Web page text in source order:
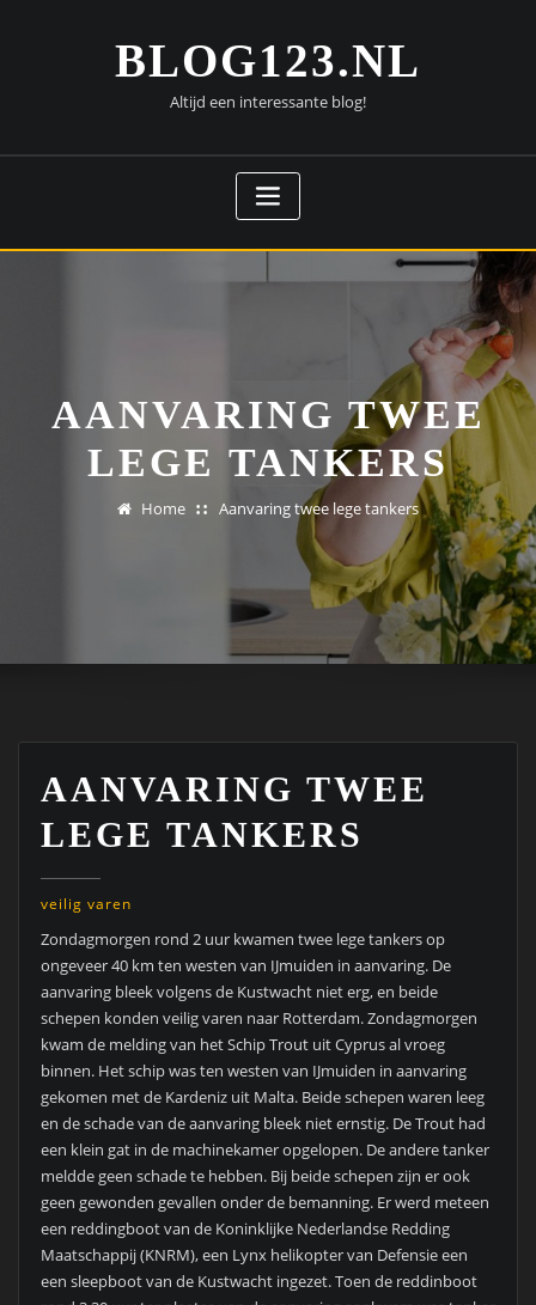
BLOG123.NL
Altijd een interessante blog!
AANVARING TWEE
LEGE TANKERS
Home Aanvaring twee lege tankers
AANVARING TWEE
LEGE TANKERS
veilig varen
Zondagmorgen rond 2 uur kwamen twee lege tankers op
ongeveer 40 km ten westen van IJmuiden in aanvaring. De
aanvaring bleek volgens de Kustwacht niet erg, en beide
schepen konden veilig varen naar Rotterdam. Zondagmorgen
kwam de melding van het Schip Trout uit Cyprus al vroeg
binnen. Het schip was ten westen van IJmuiden in aanvaring
gekomen met de Kardeniz uit Malta. Beide schepen waren leeg
en de schade van de aanvaring bleek niet ernstig. De Trout had
een klein gat in de machinekamer opgelopen. De andere tanker
meldde geen schade te hebben. Bij beide schepen zijn er ook
geen gewonden gevallen onder de bemanning. Er werd meteen
een reddingboot van de Koninklijke Nederlandse Redding
Maatschappij (KNRM), een Lynx helikopter van Defensie een
een sleepboot van de Kustwacht ingezet. Toen de reddinboot